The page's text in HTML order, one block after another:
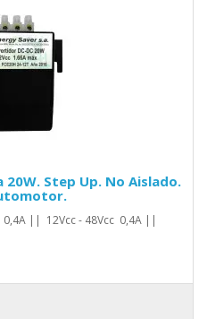
Step Up. No Aislado.
0,4A || 12Vcc - 48Vcc 0,4A ||